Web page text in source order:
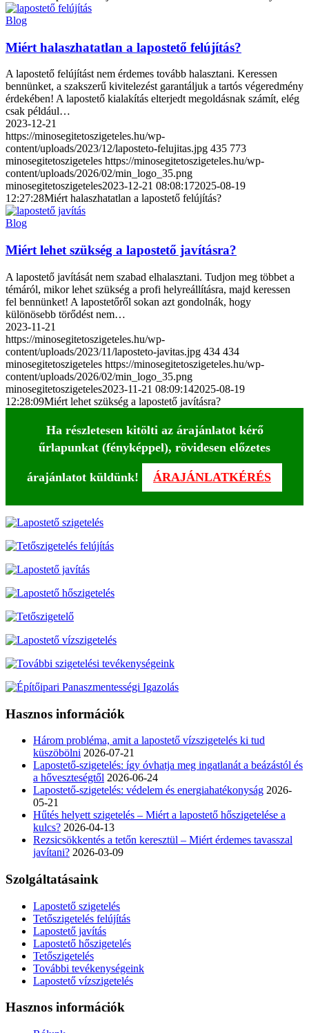
Blog
Miért halaszhatatlan a lapostető felújítás?
A lapostető felújítást nem érdemes tovább halasztani. Keressen
bennünket, a szakszerű kivitelezést garantáljuk a tartós végeredmény
érdekében! A lapostető kialakítás elterjedt megoldásnak számít, elég
csak például…
2023-12-21
https://minosegitetoszigeteles.hu/wp-
content/uploads/2023/12/laposteto-felujitas.jpg 435 773
minosegitetoszigeteles https://minosegitetoszigeteles.hu/wp-
content/uploads/2026/02/min_logo_35.png
minosegitetoszigeteles2023-12-21 08:08:172025-08-19
12:27:28Miért halaszhatatlan a lapostető felújítás?
Blog
Miért lehet szükség a lapostető javításra?
A lapostető javítását nem szabad elhalasztani. Tudjon meg többet a
témáról, mikor lehet szükség a profi helyreállításra, majd keressen
fel bennünket! A lapostetőről sokan azt gondolnák, hogy
különösebb törődést nem…
2023-11-21
https://minosegitetoszigeteles.hu/wp-
content/uploads/2023/11/laposteto-javitas.jpg 434 434
minosegitetoszigeteles https://minosegitetoszigeteles.hu/wp-
content/uploads/2026/02/min_logo_35.png
minosegitetoszigeteles2023-11-21 08:09:142025-08-19
12:28:09Miért lehet szükség a lapostető javításra?
Ha részletesen kitölti az árajánlatot kérő
űrlapunkat (fényképpel), rövidesen előzetes
árajánlatot küldünk! ÁRAJÁNLATKÉRÉS
Hasznos információk
Három probléma, amit a lapostető vízszigetelés ki tud
küszöbölni 2026-07-21
Lapostető-szigetelés: így óvhatja meg ingatlanát a beázástól és
a hőveszteségtől 2026-06-24
Lapostető-szigetelés: védelem és energiahatékonyság 2026-
05-21
Hűtés helyett szigetelés – Miért a lapostető hőszigetelése a
kulcs? 2026-04-13
Rezsicsökkentés a tetőn keresztül – Miért érdemes tavasszal
javítani? 2026-03-09
Szolgáltatásaink
Lapostető szigetelés
Tetőszigetelés felújítás
Lapostető javítás
Lapostető hőszigetelés
Tetőszigetelés
További tevékenységeink
Lapostető vízszigetelés
Hasznos információk